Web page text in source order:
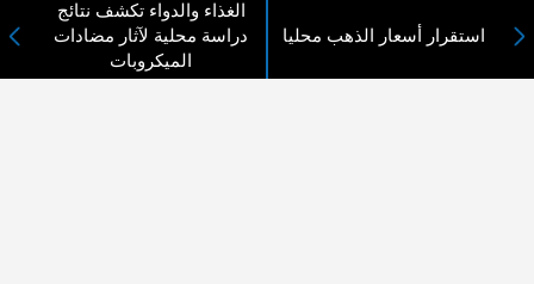
استقرار أسعار الذهب محليا
الغذاء والدواء تكشف نتائج
دراسة محلية لآثار مضادات
الميكروبات